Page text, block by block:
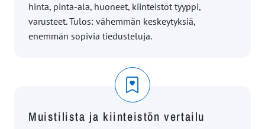
hinta, pinta-ala, huoneet, kiinteistöt tyyppi,
varusteet. Tulos: vähemmän keskeytyksiä,
enemmän sopivia tiedusteluja.
Muistilista ja kiinteistön vertailu